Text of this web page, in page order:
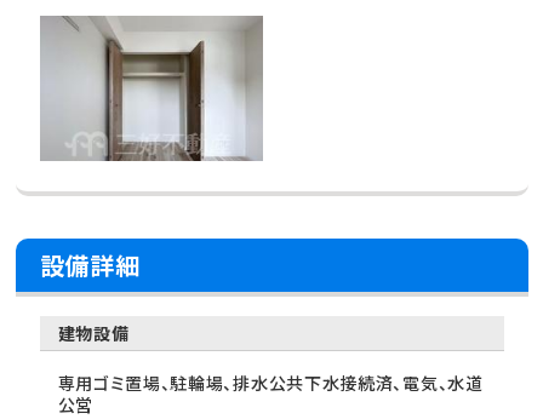
設備詳細
建物設備
専用ゴミ置場、駐輪場、排水公共下水接続済、電気、水道
公営